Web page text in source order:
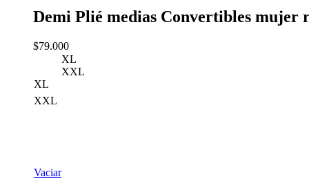
Demi Plié medias Convertibles mujer
$79.000
XL
XXL
XL
XXL
Vaciar